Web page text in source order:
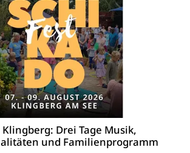
Drei Tage Musik,
und Familienprogramm